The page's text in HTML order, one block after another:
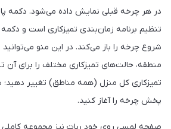
در هر چرخه قبلی نمایش داده می‌شود. دکمه
تنظیم برنامه زمان‌بندی تمیزکاری است و
شروع چرخه را باز می‌کند. در این منو
منطقه، حالت‌های تمیزکاری مختلف را برای آن
تمیزکاری کل منزل (همه مناطق) تغییر
پخش چرخه را آغاز کنید.
صفحه لمسی روی خود ربات نیز مجموعه کاملی از